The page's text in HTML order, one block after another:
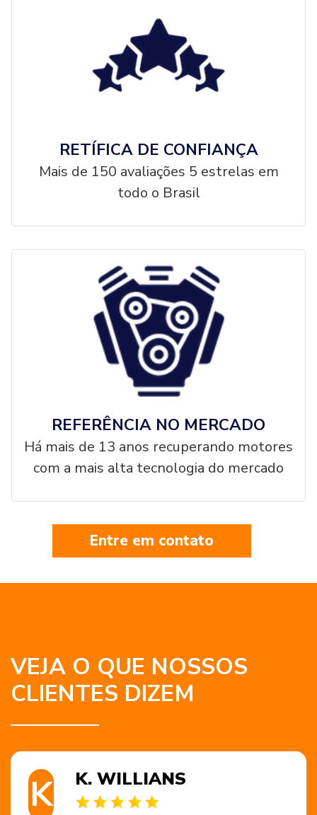
RETÍFICA DE CONFIANÇA
Mais de 150 avaliações 5 estrelas em
todo o Brasil
REFERÊNCIA NO MERCADO
Há mais de 13 anos recuperando motores
com a mais alta tecnologia do mercado
Entre em contato
VEJA O QUE NOSSOS
CLIENTES DIZEM
K K. WILLIANS